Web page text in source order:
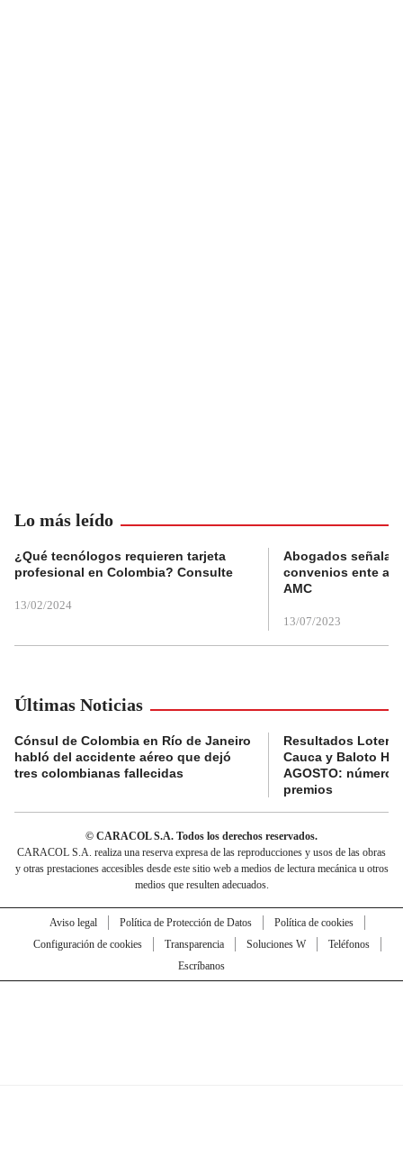
Lo más leído
¿Qué tecnólogos requieren tarjeta
profesional en Colombia? Consulte
13/02/2024
Abogados
convenios ente
AMC
13/07/2023
Últimas Noticias
Cónsul de Colombia en Río de Janeiro
habló del accidente aéreo que dejó
tres colombianas fallecidas
Resultados
Cauca y Baloto
AGOSTO:
premios
© CARACOL S.A. Todos los derechos reservados.
CARACOL S.A. realiza una reserva expresa de las reproducciones y usos de las obras
y otras prestaciones accesibles desde este sitio web a medios de lectura mecánica u otros
medios que resulten adecuados.
Aviso legal Política de Protección de Datos
Política de cookies
Configuración de cookies
Transparencia Soluciones W
Teléfonos
Escríbanos